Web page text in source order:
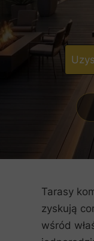
Tarasy
zyskują
wśród